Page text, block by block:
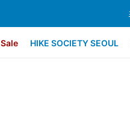
Sale HIKE SOCIETY SEOUL